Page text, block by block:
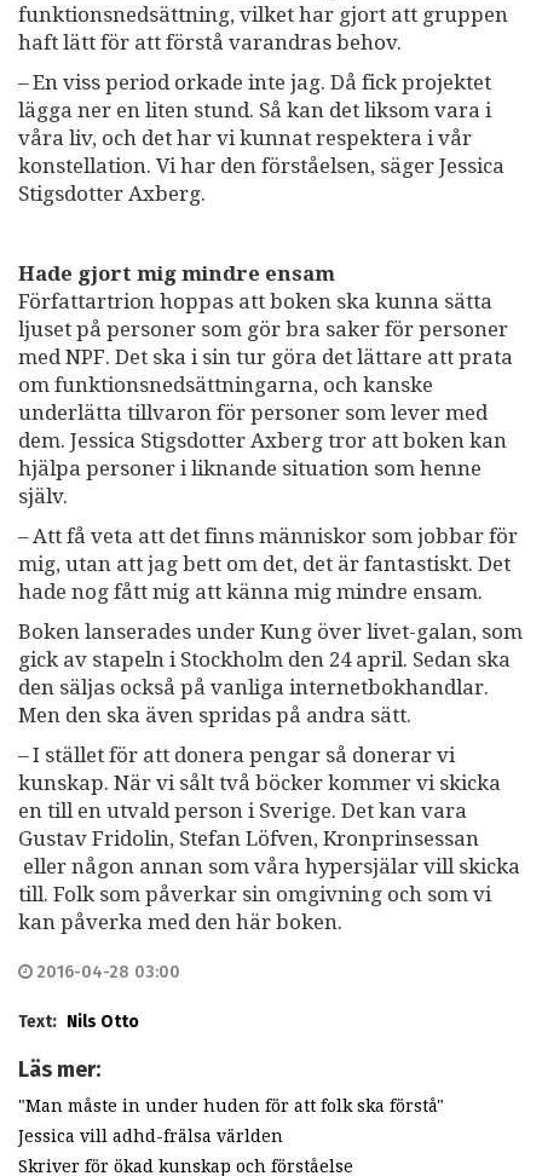
funktionsnedsättning, vilket har gjort att gruppen
haft lätt för att förstå varandras behov.
– En viss period orkade inte jag. Då fick projektet
lägga ner en liten stund. Så kan det liksom vara i
våra liv, och det har vi kunnat respektera i vår
konstellation. Vi har den förståelsen, säger Jessica
Stigsdotter Axberg.
Hade gjort mig mindre ensam
Författartrion hoppas att boken ska kunna sätta
ljuset på personer som gör bra saker för personer
med NPF. Det ska i sin tur göra det lättare att prata
om funktionsnedsättningarna, och kanske
underlätta tillvaron för personer som lever med
dem. Jessica Stigsdotter Axberg tror att boken kan
hjälpa personer i liknande situation som henne
själv.
– Att få veta att det finns människor som jobbar för
mig, utan att jag bett om det, det är fantastiskt. Det
hade nog fått mig att känna mig mindre ensam.
Boken lanserades under Kung över livet-galan, som
gick av stapeln i Stockholm den 24 april. Sedan ska
den säljas också på vanliga internetbokhandlar.
Men den ska även spridas på andra sätt.
– I stället för att donera pengar så donerar vi
kunskap. När vi sålt två böcker kommer vi skicka
en till en utvald person i Sverige. Det kan vara
Gustav Fridolin, Stefan Löfven, Kronprinsessan
eller någon annan som våra hypersjälar vill skicka
till. Folk som påverkar sin omgivning och som vi
kan påverka med den här boken.
2016-04-28 03:00
Text: Nils Otto
Läs mer:
"Man måste in under huden för att folk ska förstå"
Jessica vill adhd-frälsa världen
Skriver för ökad kunskap och förståelse